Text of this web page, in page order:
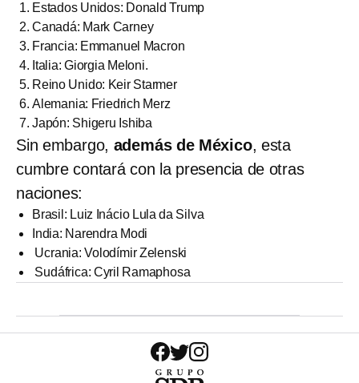
Estados Unidos: Donald Trump
Canadá: Mark Carney
Francia: Emmanuel Macron
Italia: Giorgia Meloni.
Reino Unido: Keir Starmer
Alemania: Friedrich Merz
Japón: Shigeru Ishiba
Sin embargo, además de México, esta
cumbre contará con la presencia de otras
naciones:
Brasil: Luiz Inácio Lula da Silva
India: Narendra Modi
Ucrania: Volodímir Zelenski
Sudáfrica: Cyril Ramaphosa